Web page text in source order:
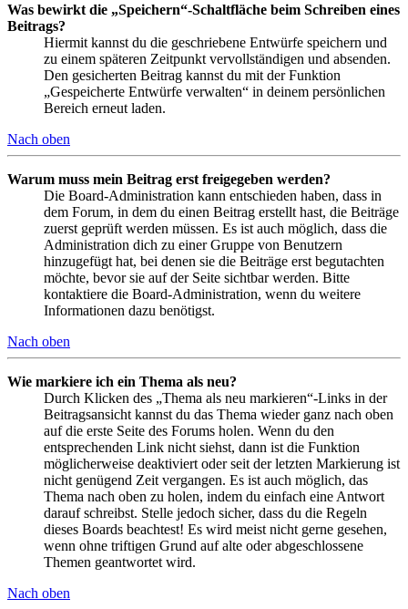
Was bewirkt die „Speichern“-Schaltfläche beim Schreiben eines
Beitrags?
Hiermit kannst du die geschriebene Entwürfe speichern und
zu einem späteren Zeitpunkt vervollständigen und absenden.
Den gesicherten Beitrag kannst du mit der Funktion
„Gespeicherte Entwürfe verwalten“ in deinem persönlichen
Bereich erneut laden.
Nach oben
Warum muss mein Beitrag erst freigegeben werden?
Die Board-Administration kann entschieden haben, dass in
dem Forum, in dem du einen Beitrag erstellt hast, die Beiträge
zuerst geprüft werden müssen. Es ist auch möglich, dass die
Administration dich zu einer Gruppe von Benutzern
hinzugefügt hat, bei denen sie die Beiträge erst begutachten
möchte, bevor sie auf der Seite sichtbar werden. Bitte
kontaktiere die Board-Administration, wenn du weitere
Informationen dazu benötigst.
Nach oben
Wie markiere ich ein Thema als neu?
Durch Klicken des „Thema als neu markieren“-Links in der
Beitragsansicht kannst du das Thema wieder ganz nach oben
auf die erste Seite des Forums holen. Wenn du den
entsprechenden Link nicht siehst, dann ist die Funktion
möglicherweise deaktiviert oder seit der letzten Markierung ist
nicht genügend Zeit vergangen. Es ist auch möglich, das
Thema nach oben zu holen, indem du einfach eine Antwort
darauf schreibst. Stelle jedoch sicher, dass du die Regeln
dieses Boards beachtest! Es wird meist nicht gerne gesehen,
wenn ohne triftigen Grund auf alte oder abgeschlossene
Themen geantwortet wird.
Nach oben